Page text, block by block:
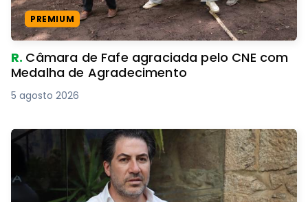
PREMIUM
R. Câmara de Fafe agraciada pelo CNE com
Medalha de Agradecimento
5 agosto 2026